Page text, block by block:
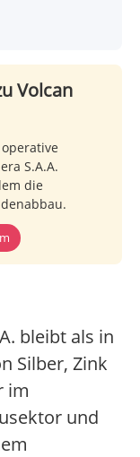
Volcan
S.A.A.
die
bleibt als in
Silber, Zink
im
und